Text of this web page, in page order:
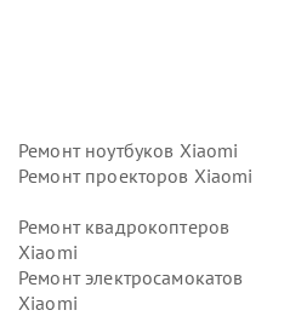
Ремонт ноутбуков Xiaomi
Ремонт проекторов Xiaomi
Ремонт квадрокоптеров
Xiaomi
Ремонт электросамокатов
Xiaomi